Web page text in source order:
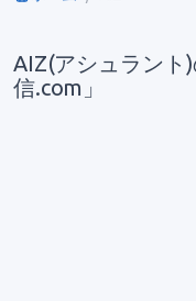
AIZ(アシュラント
信.com」